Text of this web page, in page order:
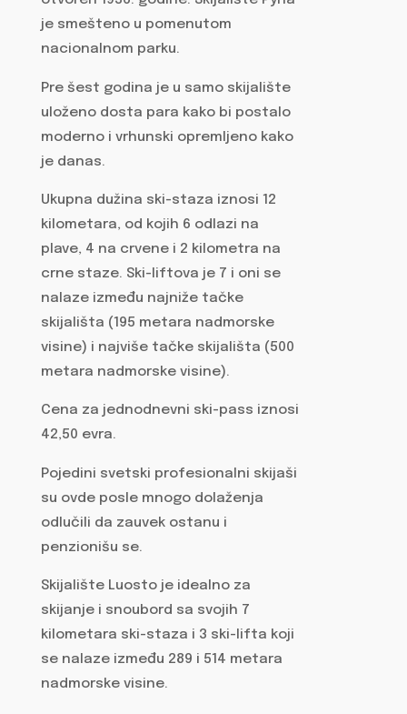
je smešteno u pomenutom
nacionalnom parku.
Pre šest godina je u samo skijalište
uloženo dosta para kako bi postalo
moderno i vrhunski opremljeno kako
je danas.
Ukupna dužina ski-staza iznosi 12
kilometara, od kojih 6 odlazi na
plave, 4 na crvene i 2 kilometra na
crne staze. Ski-liftova je 7 i oni se
nalaze između najniže tačke
skijališta (195 metara nadmorske
visine) i najviše tačke skijališta (500
metara nadmorske visine).
Cena za jednodnevni ski-pass iznosi
42,50 evra.
Pojedini svetski profesionalni skijaši
su ovde posle mnogo dolaženja
odlučili da zauvek ostanu i
penzionišu se.
Skijalište Luosto je idealno za
skijanje i snoubord sa svojih 7
kilometara ski-staza i 3 ski-lifta koji
se nalaze između 289 i 514 metara
nadmorske visine.